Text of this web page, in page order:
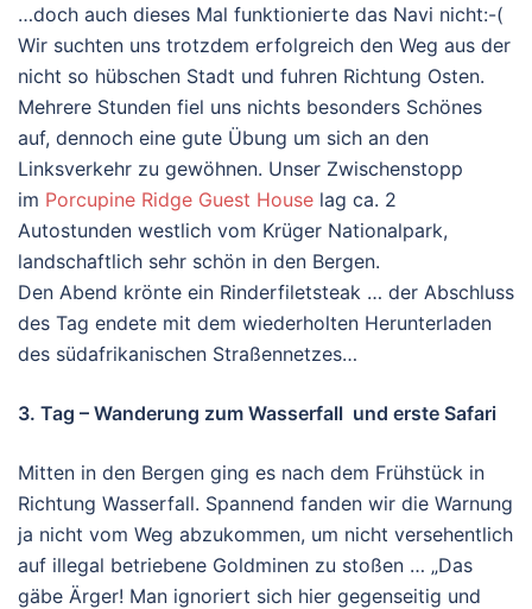
…doch auch dieses Mal funktionierte das Navi nicht:-(
Wir suchten uns trotzdem erfolgreich den Weg aus der
nicht so hübschen Stadt und fuhren Richtung Osten.
Mehrere Stunden fiel uns nichts besonders Schönes
auf, dennoch eine gute Übung um sich an den
Linksverkehr zu gewöhnen. Unser Zwischenstopp
im Porcupine Ridge Guest House lag ca. 2
Autostunden westlich vom Krüger Nationalpark,
landschaftlich sehr schön in den Bergen.
Den Abend krönte ein Rinderfiletsteak … der Abschluss
des Tag endete mit dem wiederholten Herunterladen
des südafrikanischen Straßennetzes…
3. Tag – Wanderung zum Wasserfall und erste Safari
Mitten in den Bergen ging es nach dem Frühstück in
Richtung Wasserfall. Spannend fanden wir die Warnung
ja nicht vom Weg abzukommen, um nicht versehentlich
auf illegal betriebene Goldminen zu stoßen … „Das
gäbe Ärger! Man ignoriert sich hier gegenseitig und